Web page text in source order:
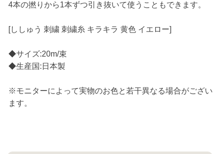
4本の撚りから1本ずつ引き抜いて使うこともできます。
[ししゅう 刺繍 刺繍糸 キラキラ 黄色 イエロー]
◆サイズ:20m/束
◆生産国:日本製
※モニターによって実物のお色と若干異なる場合がござい
ます。